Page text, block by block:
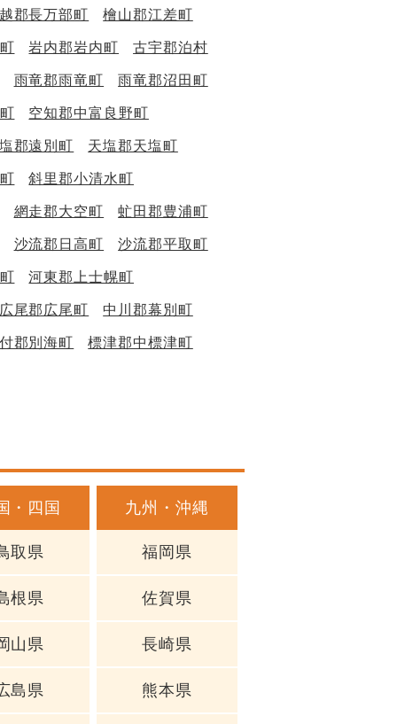
郡長万部町 檜山郡江差町
岩内郡岩内町 古宇郡泊村
雨竜郡雨竜町 雨竜郡沼田町
空知郡中富良野町
郡遠別町 天塩郡天塩町
斜里郡小清水町
網走郡大空町 虻田郡豊浦町
沙流郡日高町 沙流郡平取町
河東郡上士幌町
尾郡広尾町 中川郡幕別町
郡別海町 標津郡中標津町
・四国
取県
根県
山県
島県
九州・沖縄
福岡県
佐賀県
長崎県
熊本県